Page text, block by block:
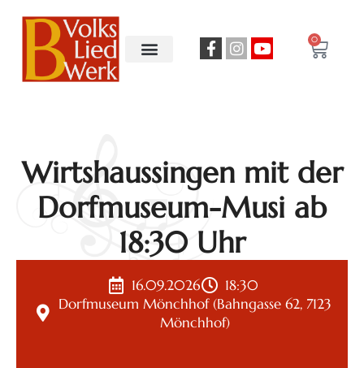
0
Wirtshaussingen mit der
Dorfmuseum-Musi ab
18:30 Uhr
16.09.2026
18:30
Dorfmuseum Mönchhof (Bahngasse 62, 7123
Mönchhof)